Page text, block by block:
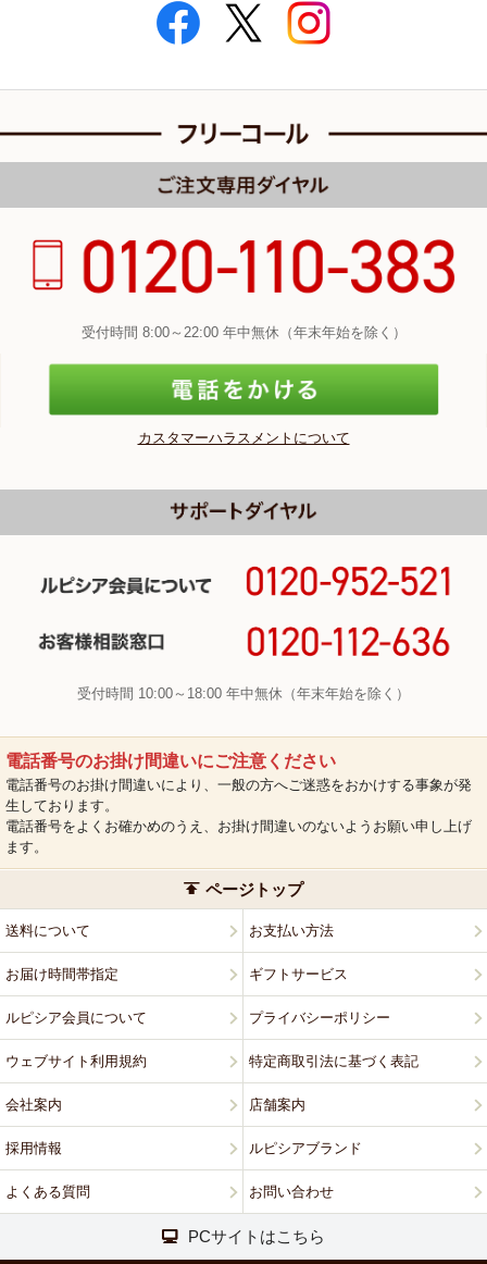
受付時間 8:00～22:00 年中無休（年末年始を除く）
カスタマーハラスメントについて
受付時間 10:00～18:00 年中無休（年末年始を除く）
電話番号のお掛け間違いにご注意ください
電話番号のお掛け間違いにより、一般の方へご迷惑をおかけする事象が発
生しております。
電話番号をよくお確かめのうえ、お掛け間違いのないようお願い申し上げ
ます。
ページトップ
送料について お支払い方法
お届け時間帯指定 ギフトサービス
ルピシア会員について プライバシーポリシー
ウェブサイト利用規約 特定商取引法に基づく表記
会社案内 店舗案内
採用情報 ルピシアブランド
よくある質問 お問い合わせ
PCサイトはこちら